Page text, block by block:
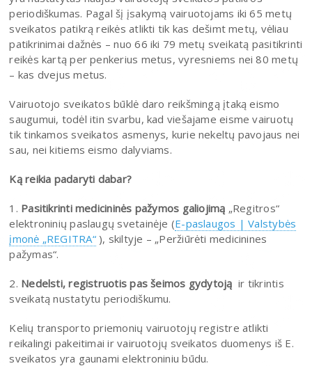
periodiškumas. Pagal šį įsakymą vairuotojams iki 65 metų
sveikatos patikrą reikės atlikti tik kas dešimt metų, vėliau
patikrinimai dažnės – nuo 66 iki 79 metų sveikatą pasitikrinti
reikės kartą per penkerius metus, vyresniems nei 80 metų
– kas dvejus metus.
Vairuotojo sveikatos būklė daro reikšmingą įtaką eismo
saugumui, todėl itin svarbu, kad viešajame eisme vairuotų
tik tinkamos sveikatos asmenys, kurie nekeltų pavojaus nei
sau, nei kitiems eismo dalyviams.
Ką reikia padaryti dabar?
1. Pasitikrinti medicininės pažymos galiojimą „Regitros“
elektroninių paslaugų svetainėje (E-paslaugos | Valstybės
įmonė „REGITRA“), skiltyje – „Peržiūrėti medicinines
pažymas“.
2. Nedelsti, registruotis pas šeimos gydytoją ir tikrintis
sveikatą nustatytu periodiškumu.
Kelių transporto priemonių vairuotojų registre atlikti
reikalingi pakeitimai ir vairuotojų sveikatos duomenys iš E.
sveikatos yra gaunami elektroniniu būdu.